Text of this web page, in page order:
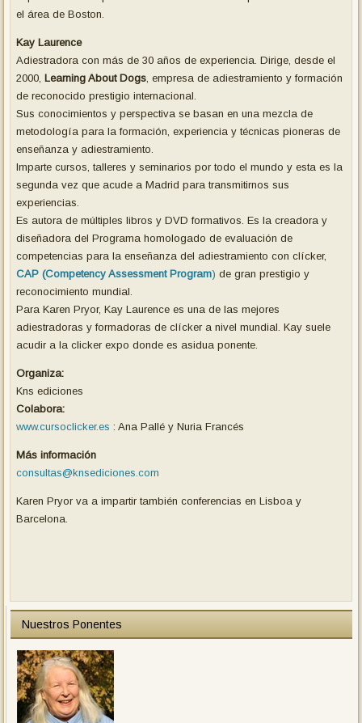
el área de Boston.
Kay Laurence
Adiestradora con más de 30 años de experiencia. Dirige, desde el
2000,Learning About Dogs , empresa de adiestramiento y formación
de reconocido prestigio internacional.
Sus conocimientos y perspectiva se basan en una mezcla de
metodología para la formación, experiencia y técnicas pioneras de
enseñanza y adiestramiento.
Imparte cursos, talleres y seminarios por todo el mundo y esta es la
segunda vez que acude a Madrid para transmitirnos sus
experiencias.
Es autora de múltiples libros y DVD formativos. Es la creadora y
diseñadora del Programa homologado de evaluación de
competencias para la enseñanza del adiestramiento con clícker,
CAP (Competency Assessment Program) de gran prestigio y
reconocimiento mundial.
Para Karen Pryor, Kay Laurence es una de las mejores
adiestradoras y formadoras de clícker a nivel mundial. Kay suele
acudir a la clicker expo donde es asidua ponente.
Organiza:
Kns ediciones
Colabora:
www.cursoclicker.es : Ana Pallé y Nuria Francés
Más información
consultas@knsediciones.com
Karen Pryor va a impartir también conferencias en Lisboa y
Barcelona.
Nuestros Ponentes